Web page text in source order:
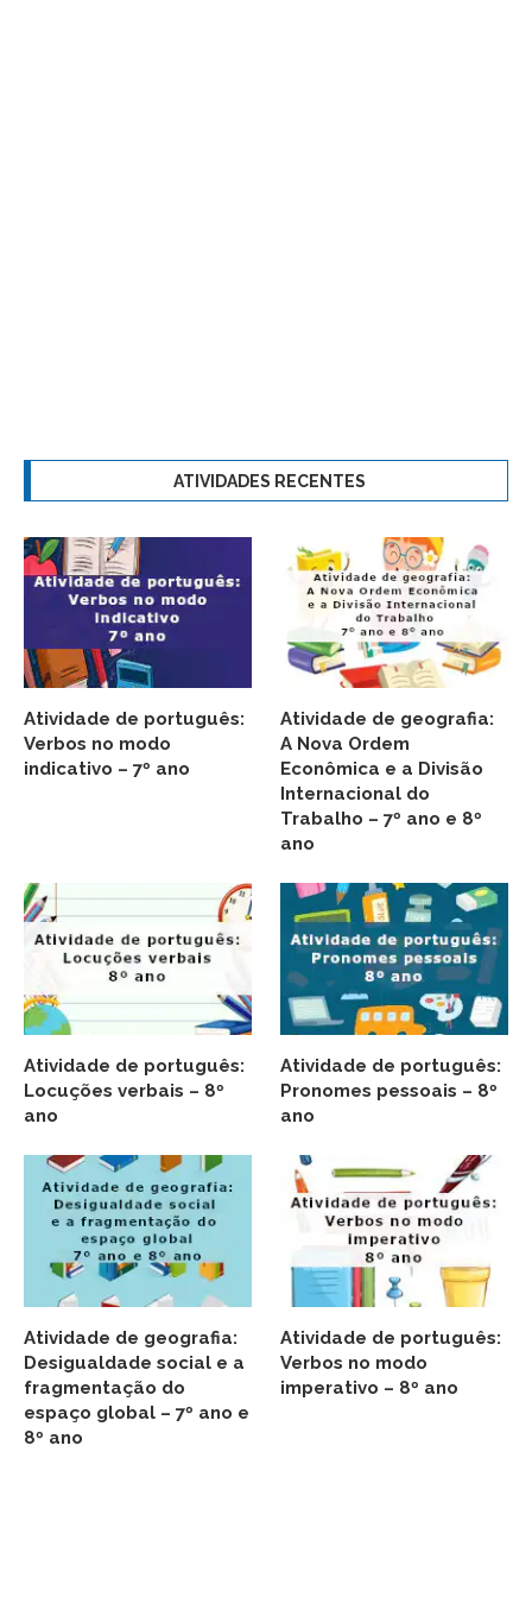
ATIVIDADES RECENTES
Atividade de português:
Verbos no modo
indicativo – 7º ano
Atividade de geografia:
A Nova Ordem
Econômica e a Divisão
Internacional do
Trabalho – 7º ano e 8º
ano
Atividade de português:
Locuções verbais – 8º
ano
Atividade de português:
Pronomes pessoais – 8º
ano
Atividade de geografia:
Desigualdade social e a
fragmentação do
espaço global – 7º ano e
8º ano
Atividade de português:
Verbos no modo
imperativo – 8º ano